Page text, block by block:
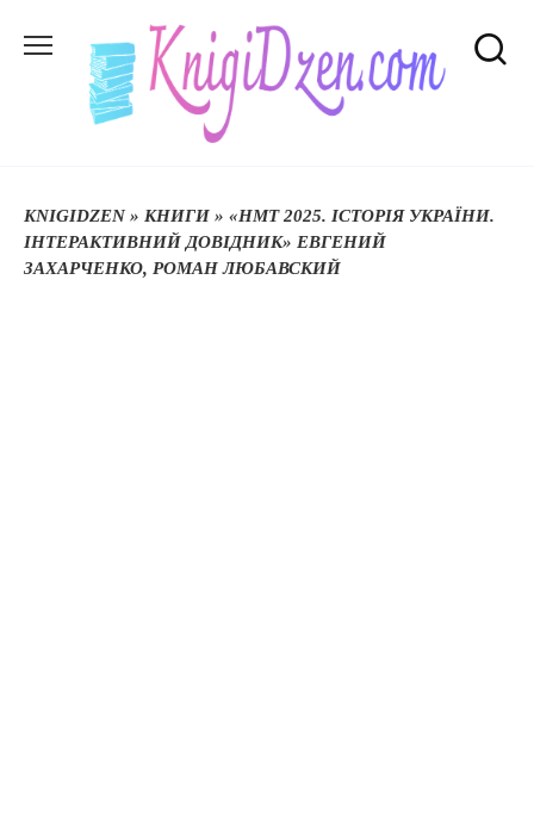
до
KNIGIDZEN» КНИГИ » «НМТ 2025. ІСТОРІЯ УКРАЇНИ.
ІНТЕРАКТИВНИЙ ДОВІДНИК» ЕВГЕНИЙ
ЗАХАРЧЕНКО, РОМАН ЛЮБАВСКИЙ